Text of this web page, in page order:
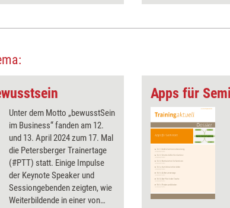
Unter dem Motto „bewusstSein
im Business“ fanden am 12.
und 13. April 2024 zum 17. Mal
die Petersberger Trainertage
(#PTT) statt. Einige Impulse
der Keynote Speaker und
Sessiongebenden zeigten, wie
Weiterbildende in einer von
Apps für